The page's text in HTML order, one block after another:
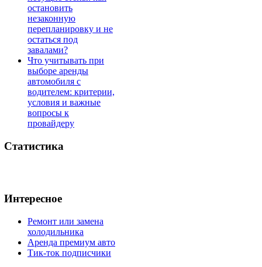
остановить
незаконную
перепланировку и не
остаться под
завалами?
Что учитывать при
выборе аренды
автомобиля с
водителем: критерии,
условия и важные
вопросы к
провайдеру
Статистика
Интересное
Ремонт или замена
холодильника
Аренда премиум авто
Тик-ток подписчики